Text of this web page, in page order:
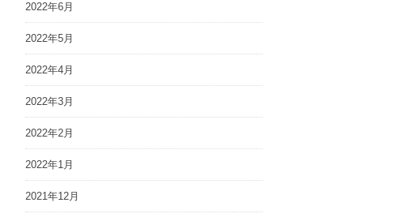
2022年6月
2022年5月
2022年4月
2022年3月
2022年2月
2022年1月
2021年12月